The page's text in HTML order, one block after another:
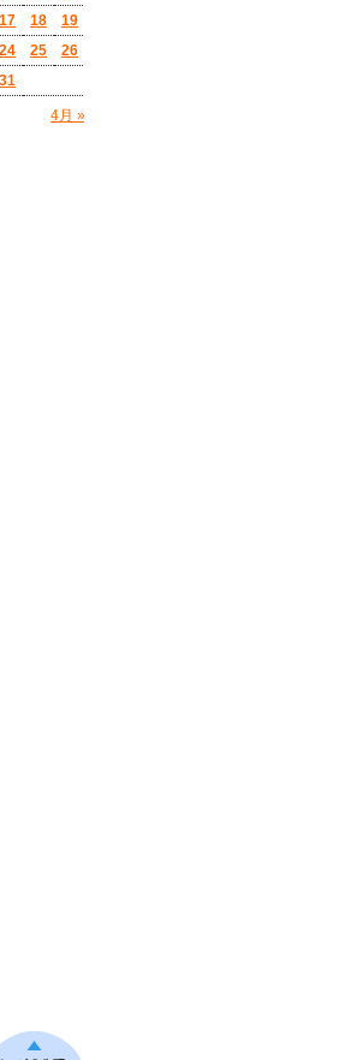
4月 »
17 18
19
24 25
26
31